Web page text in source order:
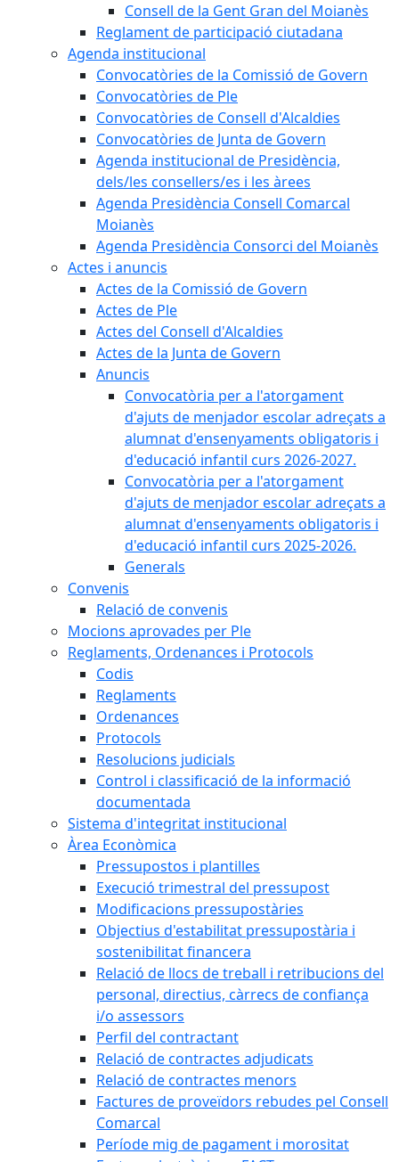
Consell de la Gent Gran del Moianès
Reglament de participació ciutadana
Agenda institucional
Convocatòries de la Comissió de Govern
Convocatòries de Ple
Convocatòries de Consell d'Alcaldies
Convocatòries de Junta de Govern
Agenda institucional de Presidència,
dels/les consellers/es i les àrees
Agenda Presidència Consell Comarcal
Moianès
Agenda Presidència Consorci del Moianès
Actes i anuncis
Actes de la Comissió de Govern
Actes de Ple
Actes del Consell d'Alcaldies
Actes de la Junta de Govern
Anuncis
Convocatòria per a l'atorgament
d'ajuts de menjador escolar adreçats a
alumnat d'ensenyaments obligatoris i
d'educació infantil curs 2026-2027.
Convocatòria per a l'atorgament
d'ajuts de menjador escolar adreçats a
alumnat d'ensenyaments obligatoris i
d'educació infantil curs 2025-2026.
Generals
Convenis
Relació de convenis
Mocions aprovades per Ple
Reglaments, Ordenances i Protocols
Codis
Reglaments
Ordenances
Protocols
Resolucions judicials
Control i classificació de la informació
documentada
Sistema d'integritat institucional
Àrea Econòmica
Pressupostos i plantilles
Execució trimestral del pressupost
Modificacions pressupostàries
Objectius d'estabilitat pressupostària i
sostenibilitat financera
Relació de llocs de treball i retribucions del
personal, directius, càrrecs de confiança
i/o assessors
Perfil del contractant
Relació de contractes adjudicats
Relació de contractes menors
Factures de proveïdors rebudes pel Consell
Comarcal
Període mig de pagament i morositat